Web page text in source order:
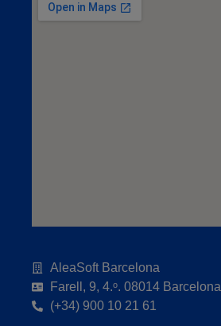
AleaSoft Barcelona
Farell, 9, 4.ᵒ. 08014 Barcelona
(+34) 900 10 21 61